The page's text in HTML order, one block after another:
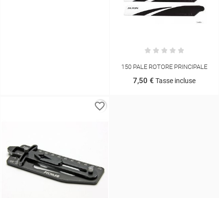
150 PALE ROTORE PRINCIPALE
7,50 € Tasse incluse
favorite_border